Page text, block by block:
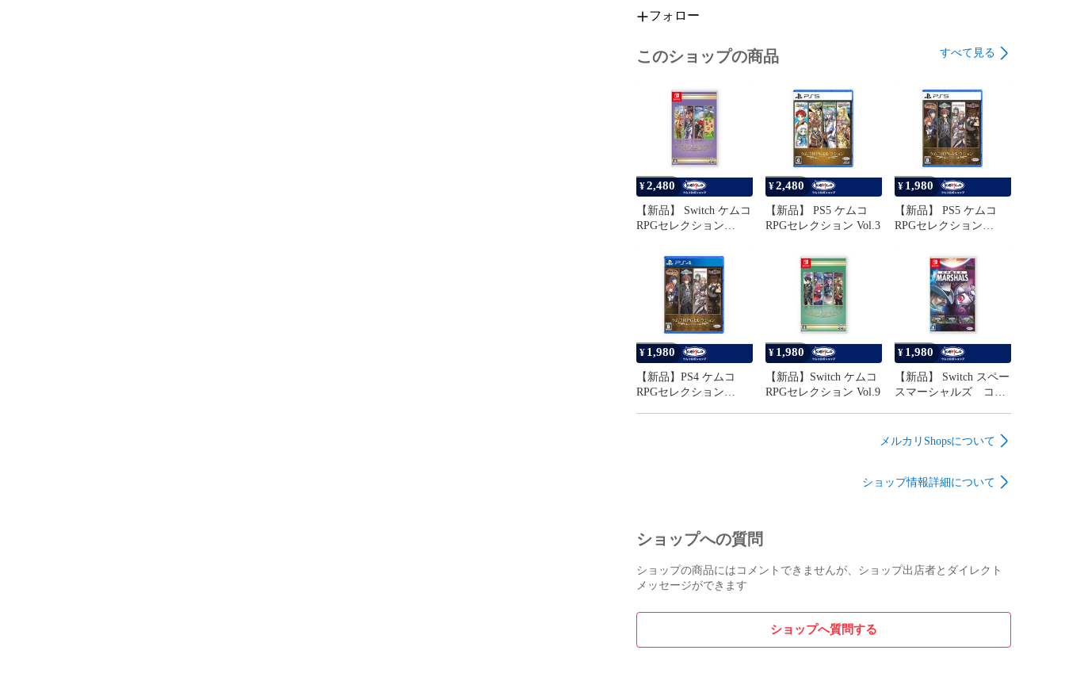
【おすすめポイント】
い1本です。
【発送について】
クリックポストで発送いたします。
※郵便受けに配達されますので、ご注意ください。
※休業日（土日祝日）を挟む場合の発送は、翌営業日以降となりま
【その他】
ご不明な点がありましたら、お気軽にご質問ください。
いいね＆ショップフォローをお願いします！
●いいねして頂くと…
・タイムセール・値下げ時
・商品再入荷時
●フォローして頂くと…
・新商品発売時
フォロー
このショップの商品 すべて見る
¥2,480
【新品】 Switch ケムコ
RPGセレクション
¥2,480
【新品】 PS5 ケムコ
RPGセレクション Vol.3
¥ 1,980
【新品】 PS5 ケムコ
RPGセレクション
¥ 1,980
【新品】PS4 ケムコ
RPGセレクション
¥ 1,980
【新品】Switch ケムコ
RPGセレクション Vol.9
¥ 1,980
【新品】 Switch スペー
スマーシャルズ コレ
メルカリShopsについて
ショップ情報詳細について
ショップへの質問
ショップの商品にはコメントできませんが、ショップ出店者とダイレクト
メッセージができます
ショップへ質問する